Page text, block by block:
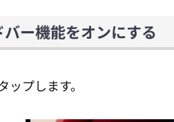
ー機能をオンにする
ップします。